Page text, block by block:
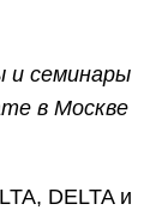
и семинары
в Москве
DELTA и